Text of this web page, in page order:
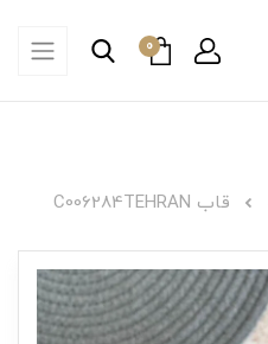
0
قاب C006284TEHRAN